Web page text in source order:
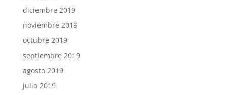
diciembre 2019
noviembre 2019
octubre 2019
septiembre 2019
agosto 2019
julio 2019